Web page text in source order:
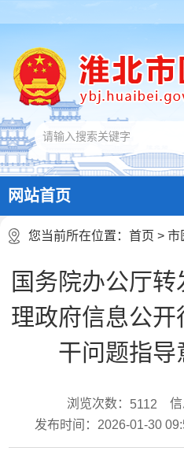
网站首页
您当前所在位置： 首页 > 市
国务院办公厅
理政府信息公
干问题指导
浏览次数： 5112
发布时间：2026-01-30